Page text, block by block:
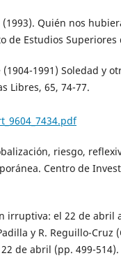
(1993). Quién nos
de Estudios Superiores
1991) Soledad y
Libres, 65, 74-77.
riesgo,
Centro de
irruptiva: el 22 de abril
y R. Reguillo-Cruz
de abril (pp. 499-